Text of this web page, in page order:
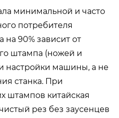
минимальной и часто
потребителя
на 90% зависит от
штампа (ножей и
настройки машины, а не
станка. При
штампов китайская
рез без заусенцев